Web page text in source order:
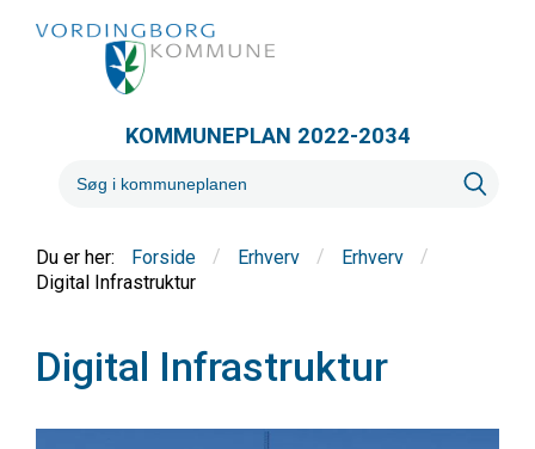
KOMMUNEPLAN 2022-2034
Forside / Erhverv / Erhverv
/
Digital Infrastruktur
Digital Infrastruktur